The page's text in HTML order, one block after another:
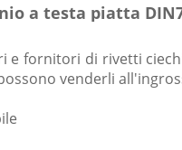
a testa piatta
e fornitori di rivetti
venderli